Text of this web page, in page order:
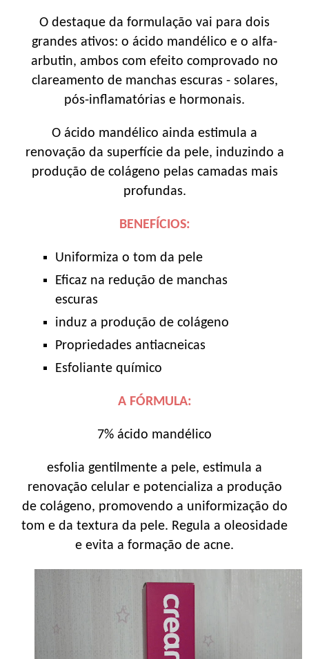
O destaque da formulação vai para dois
grandes ativos: o ácido mandélico e o alfa-
arbutin, ambos com efeito comprovado no
clareamento de manchas escuras - solares,
pós-inflamatórias e hormonais.
O ácido mandélico ainda estimula a
renovação da superfície da pele, induzindo a
produção de colágeno pelas camadas mais
profundas.
BENEFÍCIOS:
Uniformiza o tom da pele
Eficaz na redução de manchas
escuras
induz a produção de colágeno
Propriedades antiacneicas
Esfoliante químico
A FÓRMULA:
7% ácido mandélico
esfolia gentilmente a pele, estimula a
renovação celular e potencializa a produção
de colágeno, promovendo a uniformização do
tom e da textura da pele. Regula a oleosidade
e evita a formação de acne.